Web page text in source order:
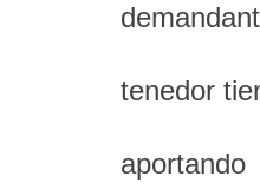
tenedor